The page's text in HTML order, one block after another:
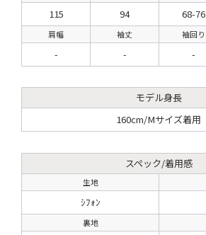
115 94 68-76
肩幅 袖丈 袖回り
- - -
モデル身長
160cm/Mサイズ着用
スペック/着用感
生地
ｼﾌｫﾝ
裏地